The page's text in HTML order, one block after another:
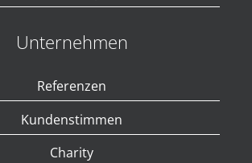
Unternehmen
Referenzen
Kundenstimmen
Charity